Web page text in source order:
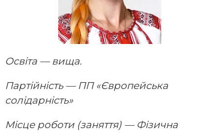
Освіта — вища.
Партійність — ПП «Європейська
солідарність»
Місце роботи (заняття) — Фізична